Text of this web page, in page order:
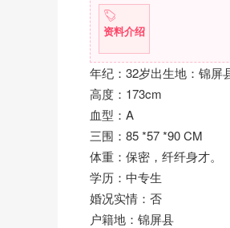
资料介绍
年纪：32岁出生地：锦屏
高度：173cm
血型：A
三围：85 *57 *90 CM
体重：保密，纤纤身才。
学历：中专生
婚况实情：否
户籍地：锦屏县